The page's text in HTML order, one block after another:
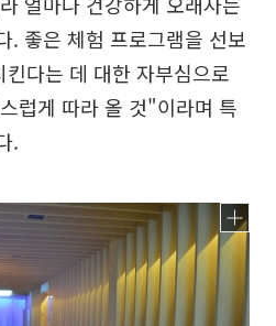
. 좋은 체험 프로그램을 선보
다는 데 대한 자부심으로
럽게 따라 올 것"이라며 특
.